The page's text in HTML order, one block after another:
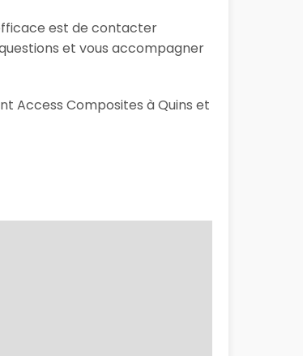
est de contacter
et vous accompagner
Access Composites à Quins et